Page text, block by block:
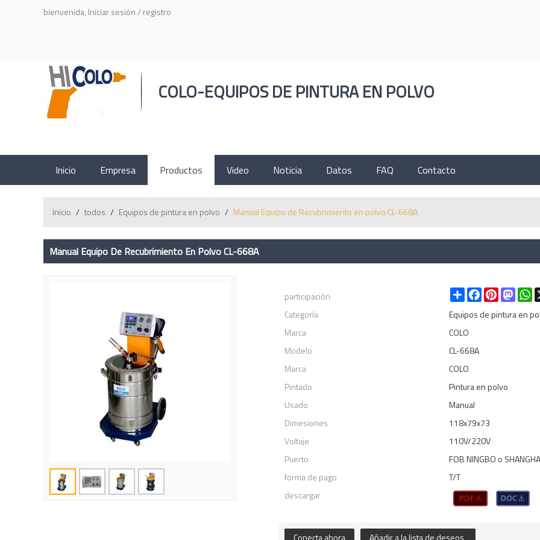
bienvenida, Iniciar sesión/ registro
COLO-EQUIPOS DE PINTURA EN POLVO
Inicio Empresa Productos Video Noticia Datos FAQ Contacto
Inicio / todos / Equipos de pintura en polvo / Manual Equipo de Recubrimiento en polvo CL-668A
Manual Equipo De Recubrimiento En Polvo CL-668A
participación ShareFacebookPinterest
Categoría
Equipos de pintura en
Marca
COLO
Modelo
CL-668A
Marca
COLO
Pintado
Pintura en polvo
Usado
Manual
Dimesiones
118x79x73
Voltaje
110V/220V
Puerto
FOB NINGBO o
forma de pago
T/T
descargar
Conecta ahora Añadir a la lista de deseos